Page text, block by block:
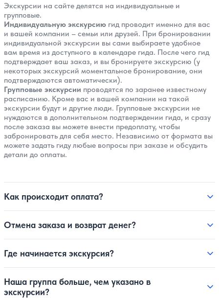
Экскурсии на сайте делятся на индивидуальные и
групповые.
Индивидуальную экскурсию гид проводит именно для вас
и вашей компании – семьи или друзей. При бронировании
индивидуальной экскурсии вы сами выбираете удобное
вам время из доступного в календаре гида. После чего гид
подтверждает ваш заказ, и вы бронируете экскурсию (у
некоторых экскурсий моментальное бронирование, они
подтверждаются автоматически).
Групповые экскурсии проводятся по заранее известному
расписанию. Кроме вас и вашей компании на такой
экскурсии будут и другие люди. Групповые экскурсии не
нуждаются в дополнительном подтверждении гида, и сразу
после заказа вы можете внести предоплату, чтобы
забронировать для себя место. Независимо от формата вы
можете задать гиду любые вопросы при заказе и обсудить
детали до оплаты.
Как происходит оплата?
Отмена заказа и возврат денег?
Где начинается экскурсия?
Наша группа больше, чем указано в
экскурсии?